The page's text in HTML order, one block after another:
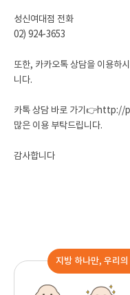
성신여대점 전화
02) 924-3653
또한, 카카오톡 상담을 이용하
니다.
카톡 상담 바로 가기👉http://
많은 이용 부탁드립니다.
감사합니다
지방 하나만, 우리